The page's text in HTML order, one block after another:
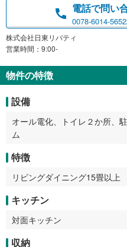
電話で問い
0078-6014-
株式会社日東リバティ
営業時間：9:00-
物件の特徴
設備
オール電化、トイレ２か所、
ム
特徴
リビングダイニング15畳以上
キッチン
対面キッチン
収納